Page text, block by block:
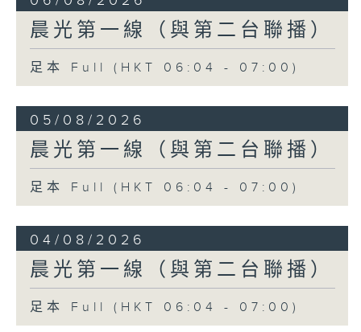
晨光第一線（與第二台聯播）
足本 Full (HKT 06:04 - 07:00)
05/08/2026
晨光第一線（與第二台聯播）
足本 Full (HKT 06:04 - 07:00)
04/08/2026
晨光第一線（與第二台聯播）
足本 Full (HKT 06:04 - 07:00)